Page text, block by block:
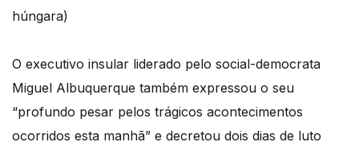
húngara)
O executivo insular liderado pelo social-democrata
Miguel Albuquerque também expressou o seu
“profundo pesar pelos trágicos acontecimentos
ocorridos esta manhã” e decretou dois dias de luto